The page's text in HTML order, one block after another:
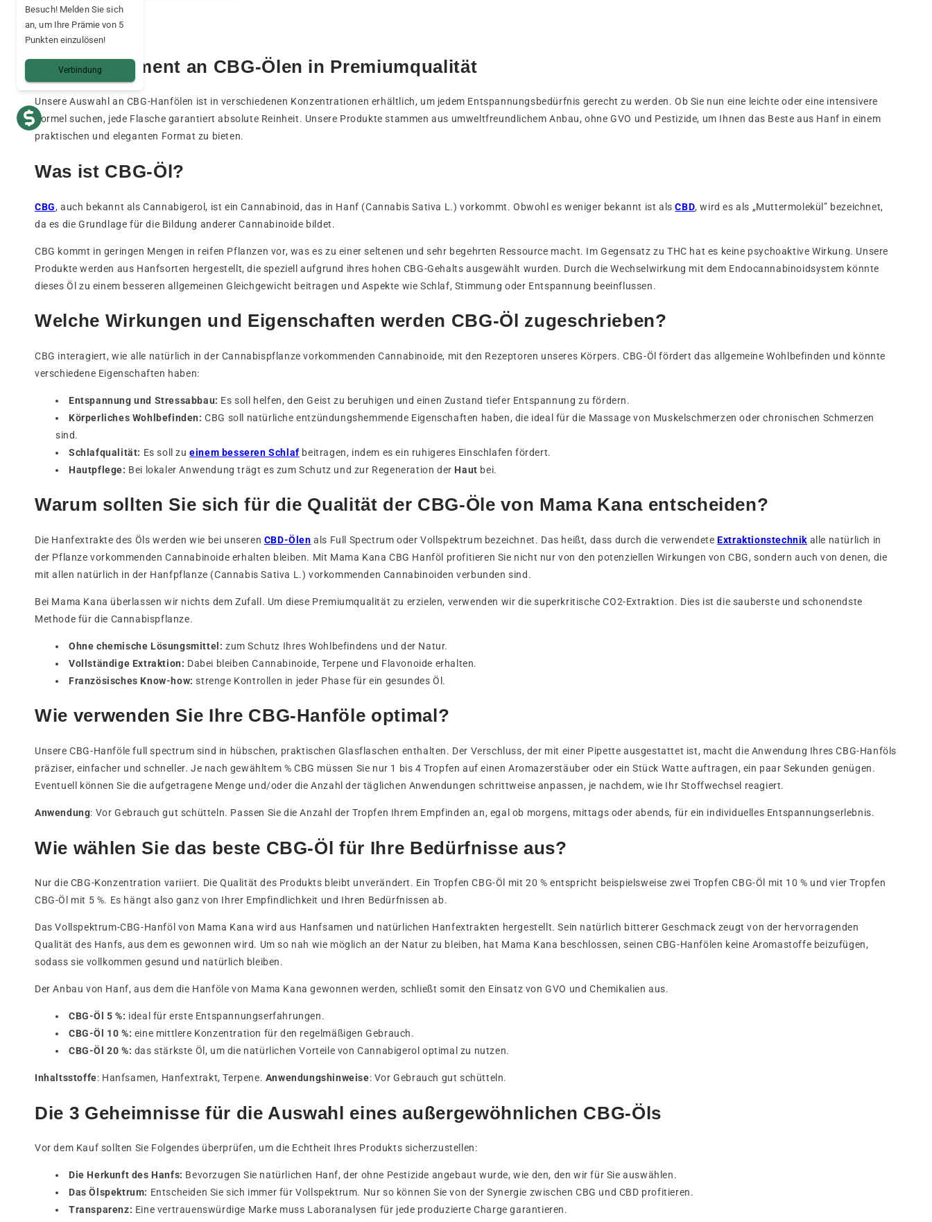
Unser Sortiment an CBG-Ölen in Premiumqualität
Unsere Auswahl an CBG-Hanfölen ist in verschiedenen Konzentrationen erhältlich, um jedem Entspannungsbedürfnis gerecht zu werden. Ob Sie nun eine leichte oder eine intensivere
Formel suchen, jede Flasche garantiert absolute Reinheit. Unsere Produkte stammen aus umweltfreundlichem Anbau, ohne GVO und Pestizide, um Ihnen das Beste aus Hanf in einem
praktischen und eleganten Format zu bieten.
Was ist CBG-Öl?
CBG, auch bekannt als Cannabigerol, ist ein Cannabinoid, das in Hanf (Cannabis Sativa L.) vorkommt. Obwohl es weniger bekannt ist alsCBD, wird es als „Muttermolekül” bezeichnet,
da es die Grundlage für die Bildung anderer Cannabinoide bildet.
CBG kommt in geringen Mengen in reifen Pflanzen vor, was es zu einer seltenen und sehr begehrten Ressource macht. Im Gegensatz zu THC hat es keine psychoaktive Wirkung. Unsere
Produkte werden aus Hanfsorten hergestellt, die speziell aufgrund ihres hohen CBG-Gehalts ausgewählt wurden. Durch die Wechselwirkung mit dem Endocannabinoidsystem könnte
dieses Öl zu einem besseren allgemeinen Gleichgewicht beitragen und Aspekte wie Schlaf, Stimmung oder Entspannung beeinflussen.
Welche Wirkungen und Eigenschaften werden CBG-Öl zugeschrieben?
CBG interagiert, wie alle natürlich in der Cannabispflanze vorkommenden Cannabinoide, mit den Rezeptoren unseres Körpers. CBG-Öl fördert das allgemeine Wohlbefinden und könnte
verschiedene Eigenschaften haben:
Entspannung und Stressabbau: Es soll helfen, den Geist zu beruhigen und einen Zustand tiefer Entspannung zu fördern.
Körperliches Wohlbefinden: CBG soll natürliche entzündungshemmende Eigenschaften haben, die ideal für die Massage von Muskelschmerzen oder chronischen Schmerzen
sind.
Schlafqualität: Es soll zueinem besseren Schlaf beitragen, indem es ein ruhigeres Einschlafen fördert.
Hautpflege: Bei lokaler Anwendung trägt es zum Schutz und zur Regeneration der Haut bei.
Warum sollten Sie sich für die Qualität der CBG-Öle von Mama Kana entscheiden?
Die Hanfextrakte des Öls werden wie bei unseren CBD-Ölen als Full Spectrum oder Vollspektrum bezeichnet. Das heißt, dass durch die verwendeteExtraktionstechnik alle natürlich in
der Pflanze vorkommenden Cannabinoide erhalten bleiben. Mit Mama Kana CBG Hanföl profitieren Sie nicht nur von den potenziellen Wirkungen von CBG, sondern auch von denen, die
mit allen natürlich in der Hanfpflanze (Cannabis Sativa L.) vorkommenden Cannabinoiden verbunden sind.
Bei Mama Kana überlassen wir nichts dem Zufall. Um diese Premiumqualität zu erzielen, verwenden wir die superkritische CO2-Extraktion. Dies ist die sauberste und schonendste
Methode für die Cannabispflanze.
Ohne chemische Lösungsmittel: zum Schutz Ihres Wohlbefindens und der Natur.
Vollständige Extraktion: Dabei bleiben Cannabinoide, Terpene und Flavonoide erhalten.
Französisches Know-how: strenge Kontrollen in jeder Phase für ein gesundes Öl.
Wie verwenden Sie Ihre CBG-Hanföle optimal?
Unsere CBG-Hanföle full spectrum sind in hübschen, praktischen Glasflaschen enthalten. Der Verschluss, der mit einer Pipette ausgestattet ist, macht die Anwendung Ihres CBG-Hanföls
präziser, einfacher und schneller. Je nach gewähltem % CBG müssen Sie nur 1 bis 4 Tropfen auf einen Aromazerstäuber oder ein Stück Watte auftragen, ein paar Sekunden genügen.
Eventuell können Sie die aufgetragene Menge und/oder die Anzahl der täglichen Anwendungen schrittweise anpassen, je nachdem, wie Ihr Stoffwechsel reagiert.
Anwendung: Vor Gebrauch gut schütteln. Passen Sie die Anzahl der Tropfen Ihrem Empfinden an, egal ob morgens, mittags oder abends, für ein individuelles Entspannungserlebnis.
Wie wählen Sie das beste CBG-Öl für Ihre Bedürfnisse aus?
Nur die CBG-Konzentration variiert. Die Qualität des Produkts bleibt unverändert. Ein Tropfen CBG-Öl mit 20 % entspricht beispielsweise zwei Tropfen CBG-Öl mit 10 % und vier Tropfen
CBG-Öl mit 5 %. Es hängt also ganz von Ihrer Empfindlichkeit und Ihren Bedürfnissen ab.
Das Vollspektrum-CBG-Hanföl von Mama Kana wird aus Hanfsamen und natürlichen Hanfextrakten hergestellt. Sein natürlich bitterer Geschmack zeugt von der hervorragenden
Qualität des Hanfs, aus dem es gewonnen wird. Um so nah wie möglich an der Natur zu bleiben, hat Mama Kana beschlossen, seinen CBG-Hanfölen keine Aromastoffe beizufügen,
sodass sie vollkommen gesund und natürlich bleiben.
Der Anbau von Hanf, aus dem die Hanföle von Mama Kana gewonnen werden, schließt somit den Einsatz von GVO und Chemikalien aus.
CBG-Öl 5 %: ideal für erste Entspannungserfahrungen.
CBG-Öl 10 %: eine mittlere Konzentration für den regelmäßigen Gebrauch.
CBG-Öl 20 %: das stärkste Öl, um die natürlichen Vorteile von Cannabigerol optimal zu nutzen.
Inhaltsstoffe: Hanfsamen, Hanfextrakt, Terpene. Anwendungshinweise: Vor Gebrauch gut schütteln.
Die 3 Geheimnisse für die Auswahl eines außergewöhnlichen CBG-Öls
Vor dem Kauf sollten Sie Folgendes überprüfen, um die Echtheit Ihres Produkts sicherzustellen:
Die Herkunft des Hanfs: Bevorzugen Sie natürlichen Hanf, der ohne Pestizide angebaut wurde, wie den, den wir für Sie auswählen.
Das Ölspektrum: Entscheiden Sie sich immer für Vollspektrum. Nur so können Sie von der Synergie zwischen CBG und CBD profitieren.
Transparenz: Eine vertrauenswürdige Marke muss Laboranalysen für jede produzierte Charge garantieren.
Besuch! Melden Sie sich
an, um Ihre Prämie von 5
Punkten einzulösen!
Verbindung